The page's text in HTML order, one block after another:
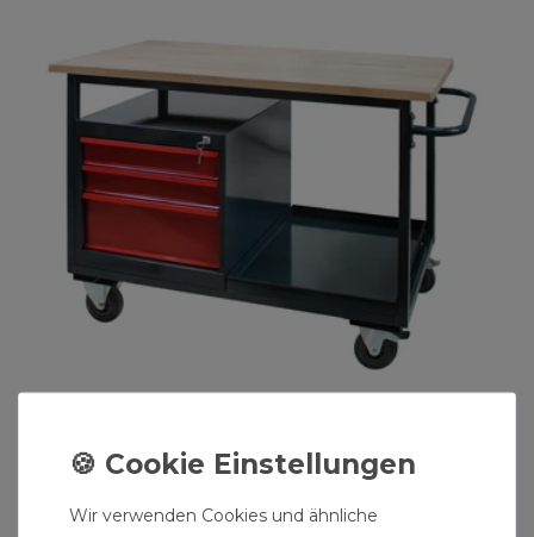
Tischwagen "Eko 2" mit 3 Schubladen
Wir verwenden Cookies und ähnliche